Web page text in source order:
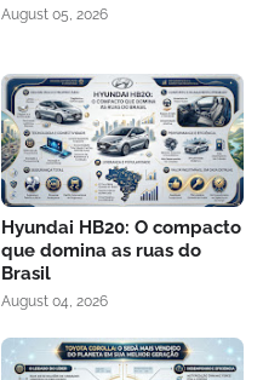
August 05, 2026
Hyundai HB20: O compacto
que domina as ruas do
Brasil
August 04, 2026